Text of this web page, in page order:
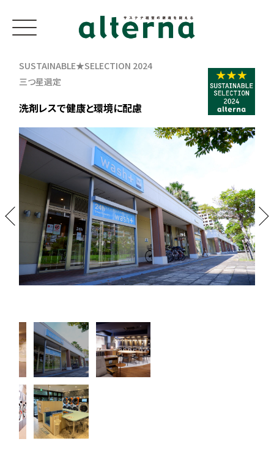
SUSTAINABLE★SELECTION 2024
三つ星選定
洗剤レスで健康と環境に配慮